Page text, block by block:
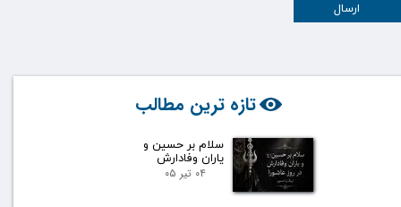
ارسال
تازه ترین مطالب
سلام بر حسین و
یاران وفادارش
۰۴ تیر ۰۵